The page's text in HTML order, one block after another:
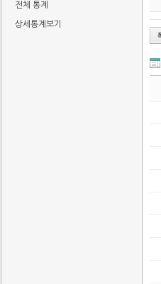
전체 통계
상세통계보기